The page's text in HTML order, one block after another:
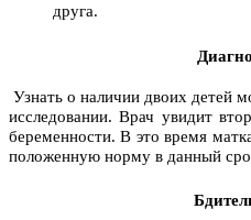
друга.
Узнать о наличии двоих детей
исследовании. Врач увидит
беременности. В это время
положенную норму в данный